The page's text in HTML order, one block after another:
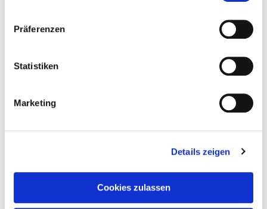
Präferenzen
Statistiken
Marketing
Details zeigen
Cookies zulassen